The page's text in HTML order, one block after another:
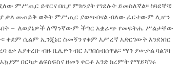
ምሥጢር ይኖርና በዚያ ምክንያት የገደሉት ይመስለኛል፡፡ ከጓደኞቼ
ቃለ መጠይቅ ወቅት ምሥጢር ያወጣብናል ብለው ፈርተውም ሊሆን
– ለወያኔዎች ለማንኛውም ችግር አቋራጭ የመፍትሔ ሥልታቸው
ቀደም ሲልም ኢንጂኔር ስመኝን የቁም እሥረኛ አድርገውት እንደነበር
ዕቃ እያቀረቡ ብዙ ቢሊዮን ብር አግበስብሰዋል፡፡ ማን ያውቃል ባልገባ
በርካታ ልፍስፍስና ዘመን ቀርቶ አንድ ክረምት የማይሻገሩ